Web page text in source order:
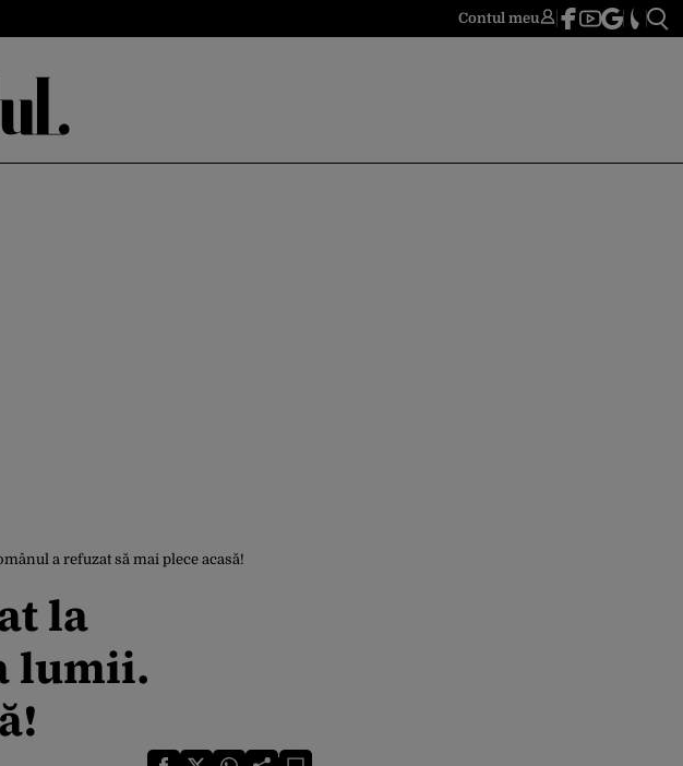
Contul meu
a refuzat să mai plece acasă!
la
lumii.